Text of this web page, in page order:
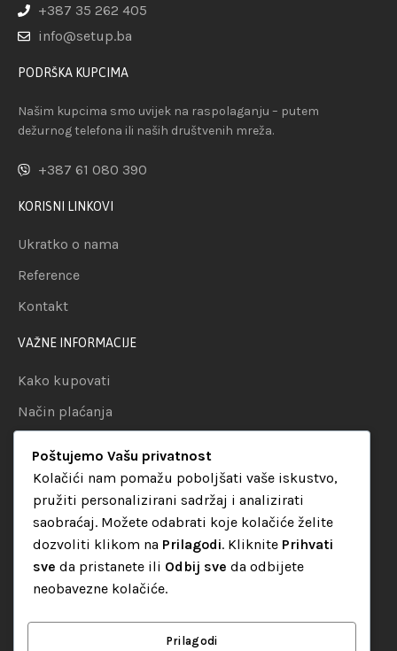
+387 35 262 405
info@setup.ba
PODRŠKA KUPCIMA
Našim kupcima smo uvijek na raspolaganju – putem
dežurnog telefona ili naših društvenih mreža.
+387 61 080 390
KORISNI LINKOVI
Ukratko o nama
Reference
Kontakt
VAŽNE INFORMACIJE
Kako kupovati
Način plaćanja
Politika privatnosti
KATEGORIJE
Audio oprema
LED dekorativna rasvjeta
Poštujemo Vašu privatnost
Kolačići nam pomažu poboljšati vaše iskustvo,
pružiti personalizirani sadržaj i analizirati
saobraćaj. Možete odabrati koje kolačiće želite
dozvoliti klikom na Prilagodi. Kliknite Prihvati
sve da pristanete ili Odbij sve da odbijete
neobavezne kolačiće.
Prilagodi